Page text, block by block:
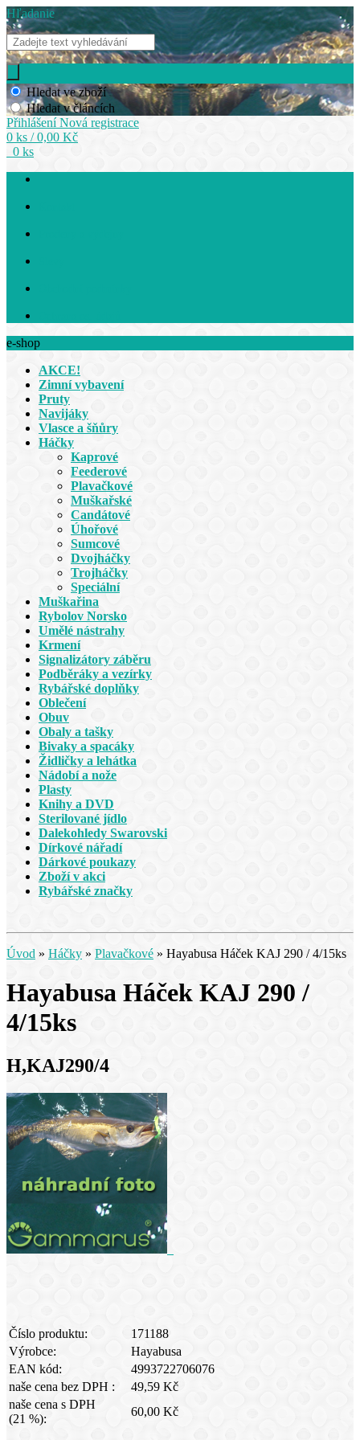
Hľadanie
Hledat ve zboží
Hledat v článcích
PřihlášeníNová registrace
0 ks / 0,00 Kč
0 ks
e-shop
AKCE!
Zimní vybavení
Pruty
Navijáky
Vlasce a šňůry
Háčky
Kaprové
Feederové
Plavačkové
Muškařské
Candátové
Úhořové
Sumcové
Dvojháčky
Trojháčky
Speciální
Muškařina
Rybolov Norsko
Umělé nástrahy
Krmení
Signalizátory záběru
Podběráky a vezírky
Rybářské doplňky
Oblečení
Obuv
Obaly a tašky
Bivaky a spacáky
Židličky a lehátka
Nádobí a nože
Plasty
Knihy a DVD
Sterilované jídlo
Dalekohledy Swarovski
Dírkové nářadí
Dárkové poukazy
Zboží v akci
Rybářské značky
Úvod » Háčky » Plavačkové » Hayabusa Háček KAJ 290 / 4/15ks
Hayabusa Háček KAJ 290 /
4/15ks
H,KAJ290/4
Číslo produktu:
171188
Výrobce:
Hayabusa
EAN kód:
4993722706076
naše cena bez DPH :
49,59 Kč
naše cena s DPH
(21 %):
60,00 Kč